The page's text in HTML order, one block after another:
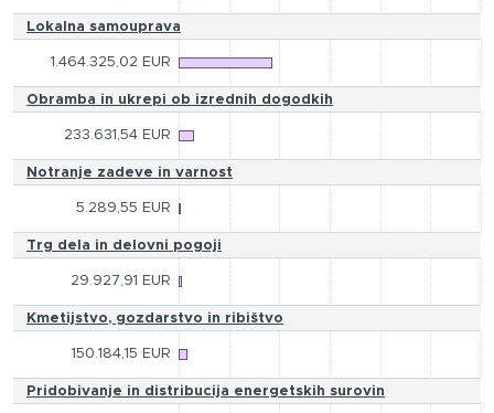
Lokalna samouprava
1.464.325,02 EUR
Obramba in ukrepi ob izrednih dogodkih
233.631,54 EUR
Notranje zadeve in varnost
5.289,55 EUR
Trg dela in delovni pogoji
29.927,91 EUR
Kmetijstvo, gozdarstvo in ribištvo
150.184,15 EUR
Pridobivanje in distribucija energetskih surovin